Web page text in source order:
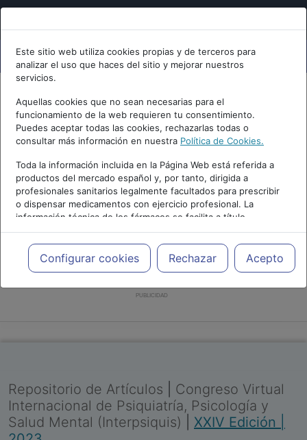
Este sitio web utiliza cookies propias y de terceros para
analizar el uso que haces del sitio y mejorar nuestros
servicios.
Aquellas cookies que no sean necesarias para el
funcionamiento de la web requieren tu consentimiento.
Puedes aceptar todas las cookies, rechazarlas todas o
consultar más información en nuestra Política de Cookies.
Toda la información incluida en la Página Web está referida a
productos del mercado español y, por tanto, dirigida a
profesionales sanitarios legalmente facultados para prescribir
o dispensar medicamentos con ejercicio profesional. La
información técnica de los fármacos se facilita a título
meramente informativo, siendo responsabilidad de los
profesionales facultados prescribir medicamentos y decidir, en
cada caso concreto, el tratamiento más adecuado a las
necesidades del paciente.
Configurar cookies Rechazar Acepto
PUBLICIDAD
Repositorio de Artículos
Congreso Virtual
Internacional de Psiquiatría, Psicología y
Salud Mental (Interpsiquis)
XXIV Edición |